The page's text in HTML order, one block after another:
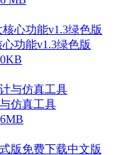
功能v1.3绿色版
仿真工具